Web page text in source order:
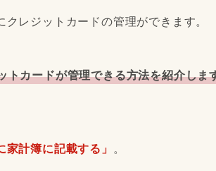
レジットカードの管理ができます。
トカードが管理できる方法を紹介しま
計簿に記載する」 。